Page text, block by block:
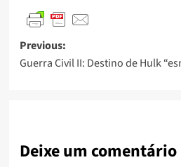
Previous:
Guerra Civil II: Destino de Hulk
Deixe um comentário